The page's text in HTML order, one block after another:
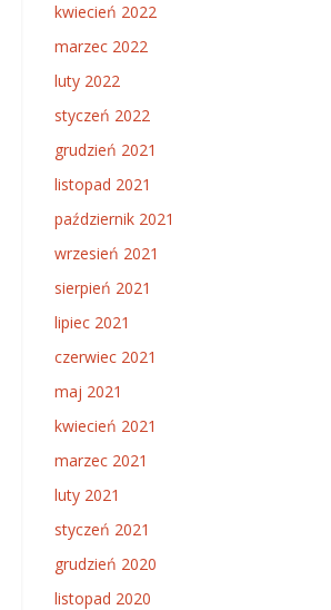
kwiecień 2022
marzec 2022
luty 2022
styczeń 2022
grudzień 2021
listopad 2021
październik 2021
wrzesień 2021
sierpień 2021
lipiec 2021
czerwiec 2021
maj 2021
kwiecień 2021
marzec 2021
luty 2021
styczeń 2021
grudzień 2020
listopad 2020